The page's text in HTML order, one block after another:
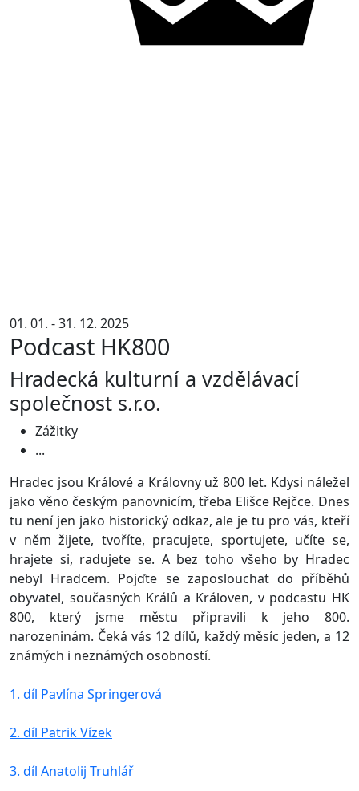
01. 01. - 31. 12. 2025
Podcast HK800
Hradecká kulturní a vzdělávací
společnost s.r.o.
Zážitky
...
Hradec jsou Králové a Královny už 800 let. Kdysi náležel
jako věno českým panovnicím, třeba Elišce Rejčce. Dnes
tu není jen jako historický odkaz, ale je tu pro vás, kteří
v něm žijete, tvoříte, pracujete, sportujete, učíte se,
hrajete si, radujete se. A bez toho všeho by Hradec
nebyl Hradcem. Pojďte se zaposlouchat do příběhů
obyvatel, současných Králů a Královen, v podcastu HK
800, který jsme městu připravili k jeho 800.
narozeninám. Čeká vás 12 dílů, každý měsíc jeden, a 12
známých i neznámých osobností.
1. díl Pavlína Springerová
2. díl Patrik Vízek
3. díl Anatolij Truhlář